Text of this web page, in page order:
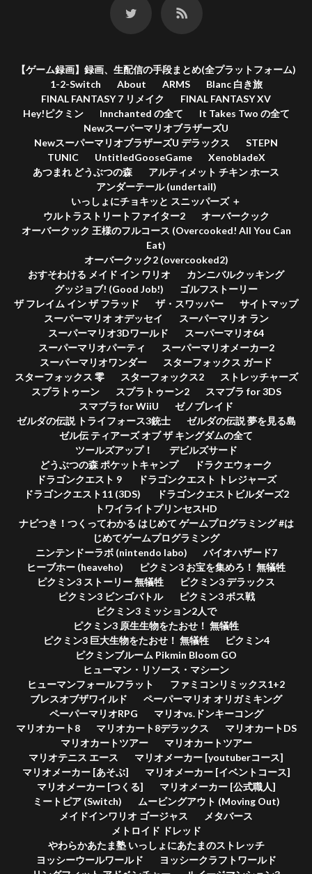
【ゲーム録画】録画、生配信の手段まとめ(全プラットフォーム)
1-2-Switch
About ARMS
Blanc 白き旅
FINAL FANTASY 7 リメイク
FINAL FANTASY XV
Hey!ピクミン
Innchanted の全て
It Takes Two の全て
NewスーパーマリオブラザーズU
NewスーパーマリオブラザーズU デラックス
STEPN
TUNIC
UntitledGooseGame
XenobladeX
あつまれ どうぶつの森
アルティメット チキン ホース
アンダーテール (undertail)
いっしょにチョキッと スニッパーズ ＋
ウルトラストリートファイター2
オーバークック
オーバークック 王様のフルコース (Overcooked! All You Can
Eat)
オーバークック2 (overcooked2)
おすそわける メイド イン ワリオ
カンニバルクッキング
グッジョブ! (Good Job!)
ゴルフストーリー
ザ フレイム イン ザ フラッド
ザ・スワッパー
サイトマップ
スーパーマリオ オデッセイ
スーパーマリオ ラン
スーパーマリオ3Dワールド
スーパーマリオ64
スーパーマリオパーティ
スーパーマリオメーカー2
スーパーマリオワンダー
スターフォックス ガード
スターフォックス 零
スターフォックス2
ストレッチャーズ
スプラトゥーン
スプラトゥーン2
スマブラ for 3DS
スマブラ for WiiU
ゼノブレイド
ゼルダの伝説 トライフォース3銃士
ゼルダの伝説 夢を見る島
ゼル伝 ティアーズ オブ ザ キングダムの全て
ツールズアップ！
デビルズサード
どうぶつの森 ポケットキャンプ
ドラクエウォーク
ドラゴンクエスト 9
ドラゴンクエスト トレジャーズ
ドラゴンクエスト11 (3DS)
ドラゴンクエストビルダーズ2
トワイライトプリンセスHD
ナビつき！つくってわかる はじめて ゲームプログラミング #は
じめてゲームプログラミング
ニンテンドーラボ (nintendo labo)
バイオハザード7
ヒーブホー (heaveho)
ピクミン3 お宝を集めろ！ 無犠牲
ピクミン3 ストーリー 無犠牲
ピクミン3 デラックス
ピクミン3 ビンゴバトル
ピクミン3 ボス戦
ピクミン3 ミッション2人で
ピクミン3 原生生物をたおせ！ 無犠牲
ピクミン3 巨大生物をたおせ！ 無犠牲
ピクミン4
ピクミンブルーム Pikmin Bloom GO
ヒューマン・リソース・マシーン
ヒューマンフォールフラット
ファミコンリミックス1+2
ブレスオブザワイルド
ペーパーマリオ オリガミキング
ペーパーマリオRPG
マリオvs.ドンキーコング
マリオカート8
マリオカート8デラックス
マリオカートDS
マリオカートツアー
マリオカートツアー
マリオテニス エース
マリオメーカー [youtuberコース]
マリオメーカー [あそぶ]
マリオメーカー [イベントコース]
マリオメーカー [つくる]
マリオメーカー [公式職人]
ミートピア (Switch)
ムービングアウト (Moving Out)
メイドインワリオ ゴージャス
メタバース
メトロイド ドレッド
やわらかあたま塾 いっしょにあたまのストレッチ
ヨッシーウールワールド
ヨッシークラフトワールド